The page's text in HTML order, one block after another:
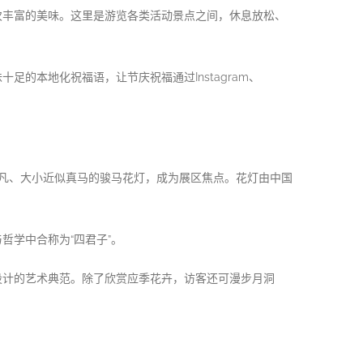
富的美味。这里是游览各类活动景点之间，休息放松、
足的本地化祝福语，让节庆祝福通过Instagram、
、大小近似真马的骏马花灯，成为展区焦点。花灯由中国
中合称为“四君子”。
的艺术典范。除了欣赏应季花卉，访客还可漫步月洞